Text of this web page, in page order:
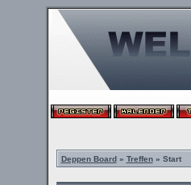
Deppen Board» Treffen» Start